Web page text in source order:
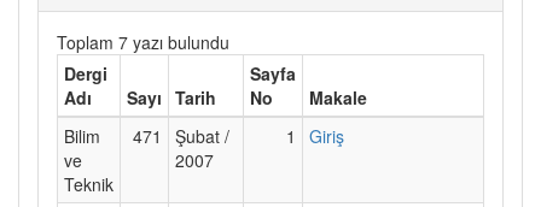
Toplam 7 yazı bulundu
Dergi
Adı
Sayı Tarih
Sayfa
No
Makale
Bilim
ve
Teknik
471
Şubat /
2007
1 Giriş